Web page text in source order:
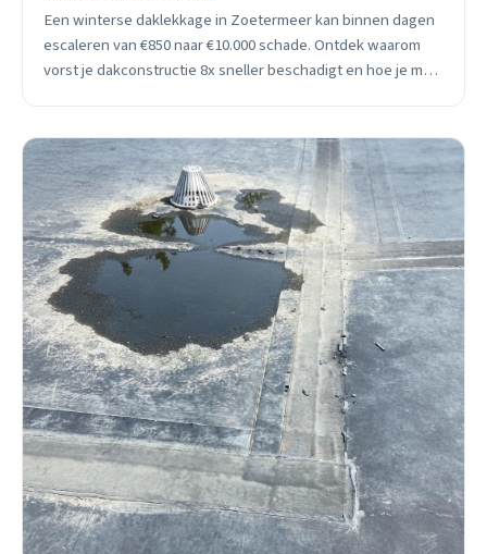
Een winterse daklekkage in Zoetermeer kan binnen dagen
escaleren van €850 naar €10.000 schade. Ontdek waarom
vorst je dakconstructie 8x sneller beschadigt en hoe je met